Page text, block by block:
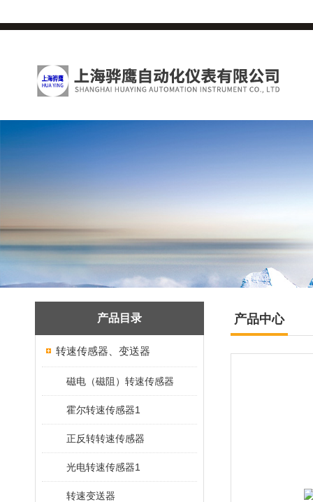
产品目录
转速传感器、变送器
磁电（磁阻）转速传感器
霍尔转速传感器1
正反转转速传感器
光电转速传感器1
转速变送器
产品中心